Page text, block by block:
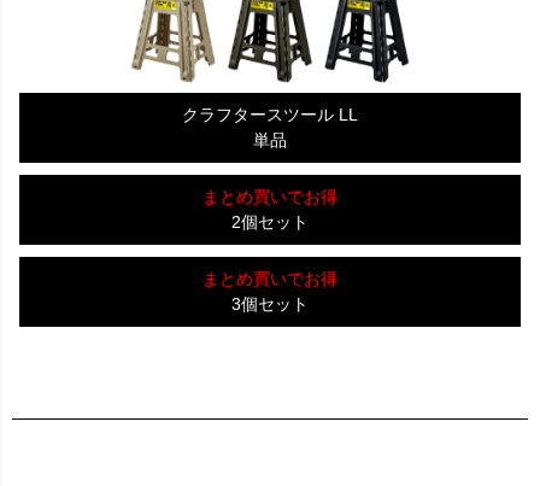
クラフタースツール LL
単品
まとめ買いでお得
2個セット
まとめ買いでお得
3個セット